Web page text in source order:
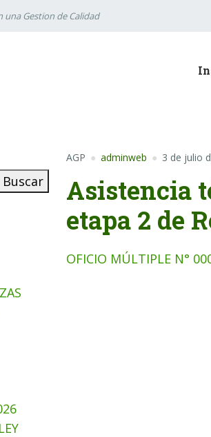
Gestion de Calidad
AGP adminweb 3 de julio
Asistencia
etapa 2 de
OFICIO MÚLTIPLE N°
Buscar